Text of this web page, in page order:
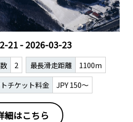
21 - 2026-03-23
2 最長滑走距離
1100m
チケット料金 JPY 150～
細はこちら